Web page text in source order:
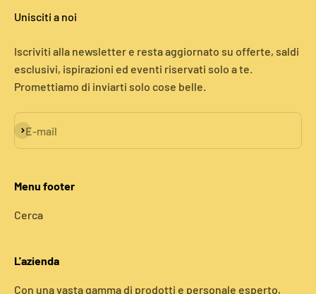
Unisciti a noi
Iscriviti alla newsletter e resta aggiornato su offerte, saldi
esclusivi, ispirazioni ed eventi riservati solo a te.
Promettiamo di inviarti solo cose belle.
E-mail
Iscriviti alla newsletter
Menu footer
Cerca
L'azienda
Con una vasta gamma di prodotti e personale esperto,